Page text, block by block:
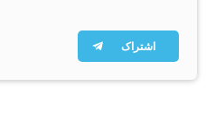
اشتراک